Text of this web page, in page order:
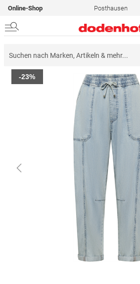
Online-Shop Posthausen
Zum
Ende
-23%